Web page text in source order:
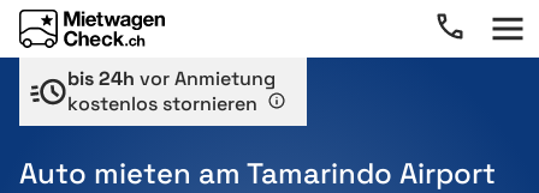
bis 24h vor Anmietung
kostenlos stornieren
Auto mieten am Tamarindo Airport